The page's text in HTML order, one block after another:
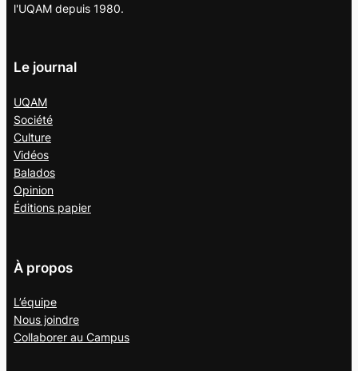
l'UQAM depuis 1980.
Le journal
UQAM
Société
Culture
Vidéos
Balados
Opinion
Éditions papier
À propos
L’équipe
Nous joindre
Collaborer au Campus